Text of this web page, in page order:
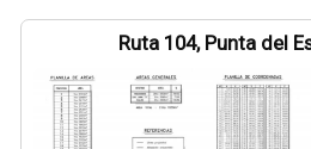
Ruta 104, Punta del